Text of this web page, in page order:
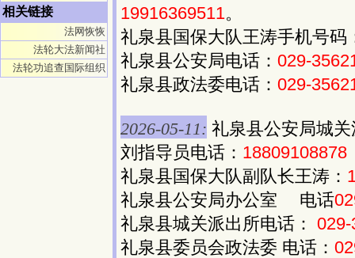
相关链接
法网恢恢
法轮大法新闻社
法轮功追查国际组织
19916369511。
礼泉县国保大队王涛手机号码
礼泉县公安局电话： 029-
礼泉县政法委电话： 029-
2026-05-11: 礼泉县公安局城
刘指导员电话： 18809108878
礼泉县国保大队副队长王涛：
礼泉县公安局办公室 电话
礼泉县城关派出所电话：
礼泉县委员会政法委 电话：